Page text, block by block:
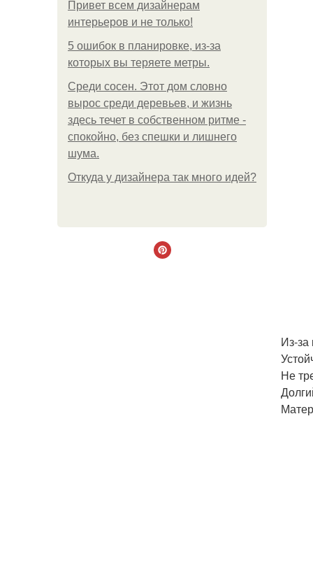
Привет всем дизайнерам
интерьеров и не только!
5 ошибок в планировке, из-за
которых вы теряете метры.
Среди сосен. Этот дом словно
вырос среди деревьев, и жизнь
здесь течет в собственном ритме -
спокойно, без спешки и лишнего
шума.
Откуда у дизайнера так много идей?
Из-за
Не